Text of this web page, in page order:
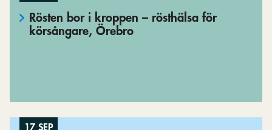
Rösten bor i kroppen – rösthälsa för
körsångare, Örebro
17 SEP